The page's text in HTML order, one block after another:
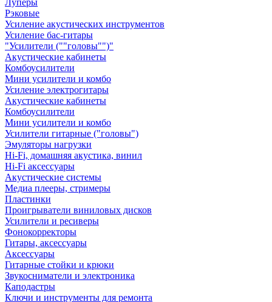
Луперы
Рэковые
Усиление акустических инструментов
Усиление бас-гитары
"Усилители (""головы"")"
Акустические кабинеты
Комбоусилители
Мини усилители и комбо
Усиление электрогитары
Акустические кабинеты
Комбоусилители
Мини усилители и комбо
Усилители гитарные ("головы")
Эмуляторы нагрузки
Hi-Fi, домашняя акустика, винил
Hi-Fi аксессуары
Акустические системы
Медиа плееры, стримеры
Пластинки
Проигрыватели виниловых дисков
Усилители и ресиверы
Фонокорректоры
Гитары, аксессуары
Аксессуары
Гитарные стойки и крюки
Звукосниматели и электроника
Каподастры
Ключи и инструменты для ремонта